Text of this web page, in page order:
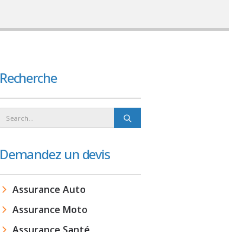
Recherche
Demandez un devis
Assurance Auto
Assurance Moto